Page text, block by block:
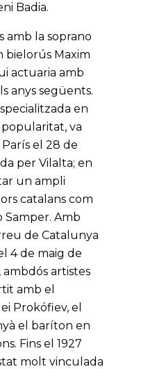
Badia.
amb la soprano
bielorús Maxim
actuaria amb
anys següents.
en
va
el 28 de
per Vilalta; en
un ampli
catalans com
Samper. Amb
de Catalunya
4 de maig de
ambdós artistes
amb el
Prokófiev, el
el baríton en
Fins el 1927
molt vinculada